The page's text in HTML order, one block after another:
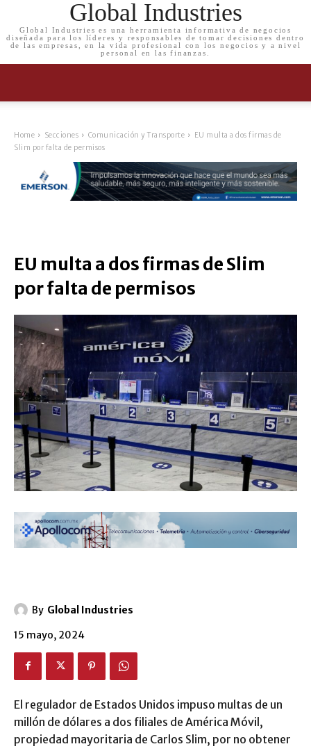
Global Industries
Global Industries es una herramienta informativa de negocios
diseñada para los líderes y responsables de tomar decisiones dentro
de las empresas, en la vida profesional con los negocios y a nivel
personal en las finanzas.
Home Secciones Comunicación y Transporte
EU multa a dos firmas de
Slim por falta de permisos
EU multa a dos firmas de Slim
por falta de permisos
By Global Industries
15 mayo, 2024
El regulador de Estados Unidos impuso multas de un
millón de dólares a dos filiales de América Móvil,
propiedad mayoritaria de Carlos Slim, por no obtener